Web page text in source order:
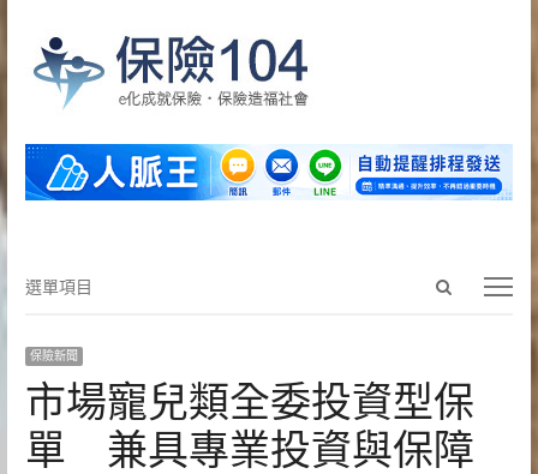
Open
search
選
項
目
選單項目
保險新聞
市場寵兒類全委投資型保
單 兼具專業投資與保障